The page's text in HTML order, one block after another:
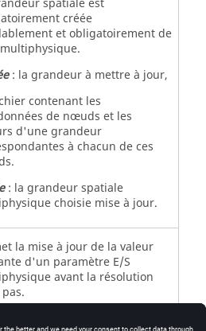
créée
et obligatoirement de
: la grandeur à mettre à jour,
contenant les
de nœuds et les
d'une grandeur
à chacun de ces
: la grandeur spatiale
choisie mise à jour.
la mise à jour de la valeur
d'un paramètre E/S
avant la résolution